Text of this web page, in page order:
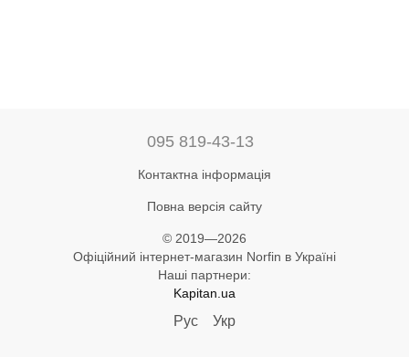
095 819-43-13
Контактна інформація
Повна версія сайту
© 2019—2026
Офіційний інтернет-магазин Norfin в Україні
Наші партнери:
Kapitan.ua
Рус Укр